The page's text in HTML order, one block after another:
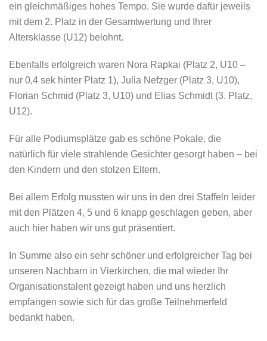
ein gleichmäßiges hohes Tempo. Sie wurde dafür jeweils
mit dem 2. Platz in der Gesamtwertung und Ihrer
Altersklasse (U12) belohnt.
Ebenfalls erfolgreich waren Nora Rapkai (Platz 2, U10 –
nur 0,4 sek hinter Platz 1), Julia Nefzger (Platz 3, U10),
Florian Schmid (Platz 3, U10) und Elias Schmidt (3. Platz,
U12).
Für alle Podiumsplätze gab es schöne Pokale, die
natürlich für viele strahlende Gesichter gesorgt haben – bei
den Kindern und den stolzen Eltern.
Bei allem Erfolg mussten wir uns in den drei Staffeln leider
mit den Plätzen 4, 5 und 6 knapp geschlagen geben, aber
auch hier haben wir uns gut präsentiert.
In Summe also ein sehr schöner und erfolgreicher Tag bei
unseren Nachbarn in Vierkirchen, die mal wieder Ihr
Organisationstalent gezeigt haben und uns herzlich
empfangen sowie sich für das große Teilnehmerfeld
bedankt haben.